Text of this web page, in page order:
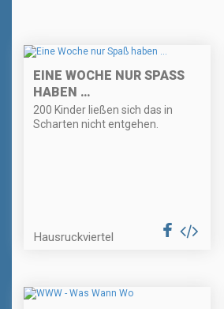
EINE WOCHE NUR SPASS H
ABEN …
200 Kinder ließen sich das in
Scharten nicht entgehen.
Hausruckviertel